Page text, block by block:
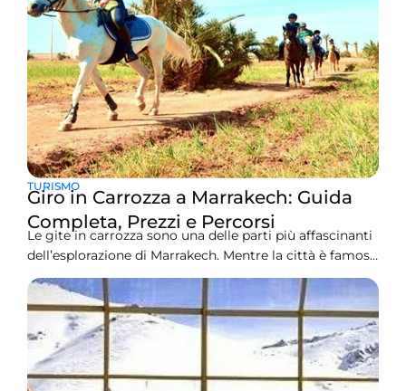
TURISMO
Giro in Carrozza a Marrakech: Guida
Completa, Prezzi e Percorsi
Le gite in carrozza sono una delle parti più affascinanti
dell’esplorazione di Marrakech. Mentre la città è famosa
per le avventure nel deserto, il quad e i campi di lusso,
l’esperienza della tradizionale gita in carrozza a cavalli a
Marrakech offre qualcosa di completamente diverso,
un viaggio lento, una bellezza